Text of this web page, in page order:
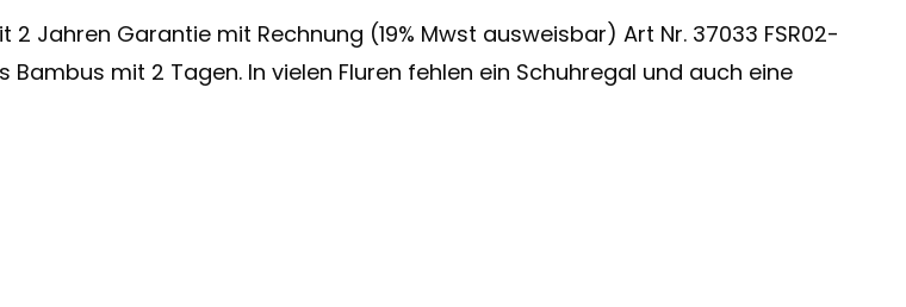
Jahren Garantie mit Rechnung (19% Mwst ausweisbar) Art Nr. 37033 FSR02-
mit 2 Tagen. In vielen Fluren fehlen ein Schuhregal und auch eine